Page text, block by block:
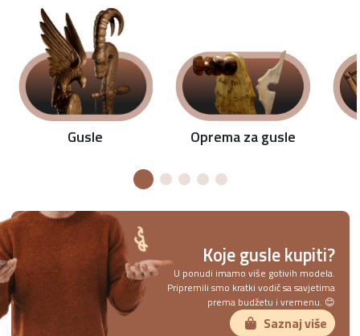
Gusle Oprema za gusle
Koje gusle kupiti?
U ponudi imamo više gotivih modela.
Pripremili smo kratki vodič sa savjetima
prema budžetu i vremenu. 😊
Saznaj više